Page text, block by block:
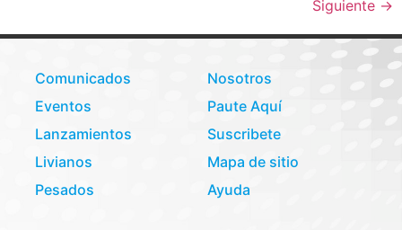
Siguiente →
Comunicados
Eventos
Lanzamientos
Livianos
Pesados
Nosotros
Paute Aquí
Suscribete
Mapa de sitio
Ayuda